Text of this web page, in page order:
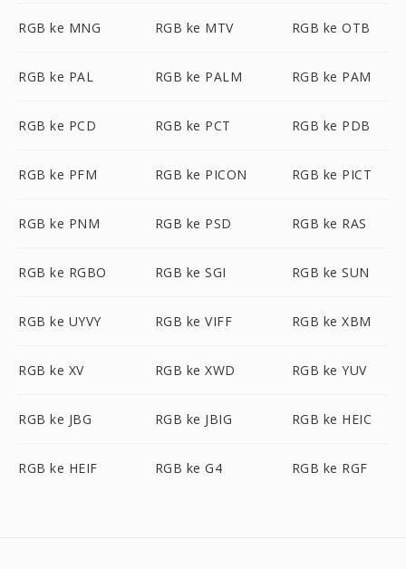
RGB ke MNG RGB ke MTV RGB ke OTB
RGB ke PAL RGB ke PALM RGB ke PAM
RGB ke PCD RGB ke PCT RGB ke PDB
RGB ke PFM RGB ke PICON RGB ke PICT
RGB ke PNM RGB ke PSD RGB ke RAS
RGB ke RGBO RGB ke SGI RGB ke SUN
RGB ke UYVY RGB ke VIFF RGB ke XBM
RGB ke XV RGB ke XWD RGB ke YUV
RGB ke JBG RGB ke JBIG RGB ke HEIC
RGB ke HEIF RGB ke G4 RGB ke RGF